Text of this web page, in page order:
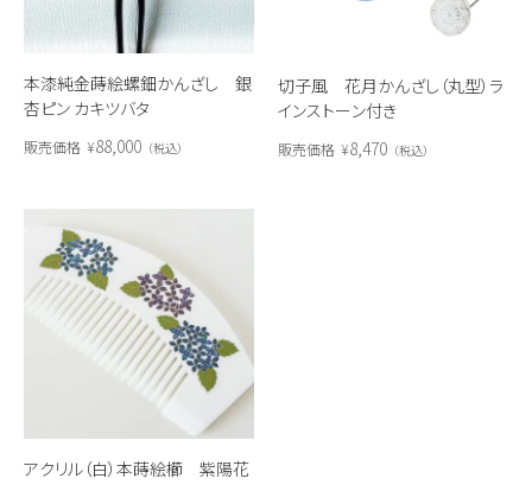
本漆純金蒔絵螺鈿かんざし 銀
杏ピン カキツバタ
販売価格 ¥88,000 税込
切子風 花月かんざし（丸型）ラ
インストーン付き
販売価格 ¥8,470 税込
アクリル（白）本蒔絵櫛 紫陽花